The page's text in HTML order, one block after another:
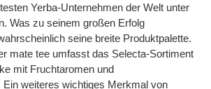
Yerba-Unternehmen der Welt unter
Was zu seinem großen Erfolg
seine breite Produktpalette.
mate tee umfasst das Selecta-Sortiment
mit Fruchtaromen und
Ein weiteres wichtiges Merkmal von